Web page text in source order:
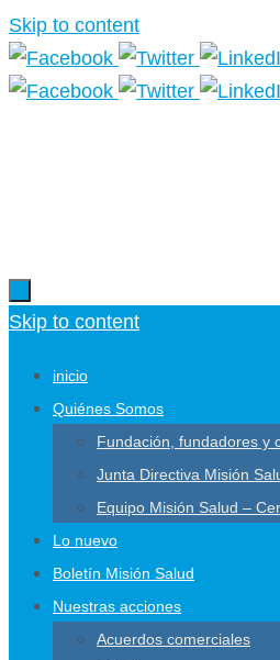
Skip to content
Skip to content
inicio
Quiénes Somos
Fundación, fundadores y
Junta Directiva Misión
Equipo Misión Salud –
Lo nuevo
Boletín Misión Salud
Nuestras acciones
Acuerdos comerciales
Más información.